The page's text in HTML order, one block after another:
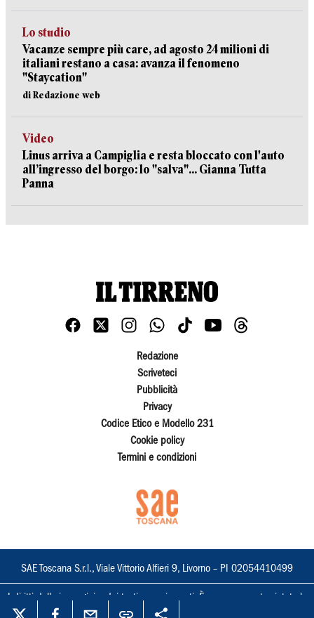
Lo studio
Vacanze sempre più care, ad agosto 24 milioni di
italiani restano a casa: avanza il fenomeno
"Staycation"
di Redazione web
Video
Linus arriva a Campiglia e resta bloccato con l'auto
all’ingresso del borgo: lo "salva"... Gianna Tutta
Panna
Redazione
Scriveteci
Pubblicità
Privacy
Codice Etico e Modello 231
Cookie policy
Termini e condizioni
SAE Toscana S.r.l., Viale Vittorio Alfieri 9, Livorno – PI 02054410499
I diritti delle immagini e dei testi sono riservati. È espressamente vietata la
loro riproduzione con qualsiasi mezzo e l'adattamento totale o parziale.